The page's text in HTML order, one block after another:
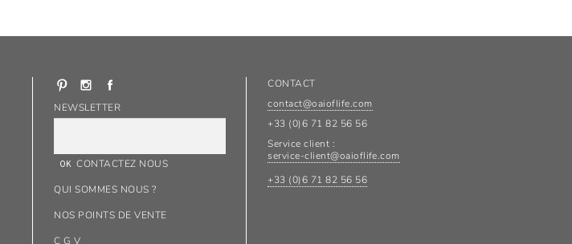
NEWSLETTER
CONTACTEZ NOUS
QUI SOMMES NOUS ?
NOS POINTS DE VENTE
C G V
CONTACT
contact@oaioflife.com
+33 (0)6 71 82 56 56
Service client :
service-client@oaioflife.com
+33 (0)6 71 82 56 56